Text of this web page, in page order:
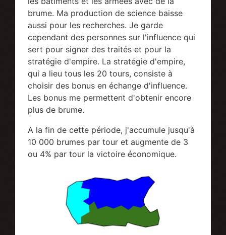
brume. Ma production de science baisse
aussi pour les recherches. Je garde
cependant des personnes sur l'influence qui
sert pour signer des traités et pour la
stratégie d'empire. La stratégie d'empire,
qui a lieu tous les 20 tours, consiste à
choisir des bonus en échange d'influence.
Les bonus me permettent d'obtenir encore
plus de brume.
A la fin de cette période, j'accumule jusqu'à
10 000 brumes par tour et augmente de 3
ou 4% par tour la victoire économique.